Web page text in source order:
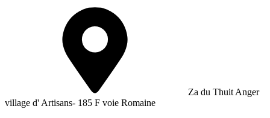
Za du Thuit Anger
village d' Artisans- 185 F voie Romaine